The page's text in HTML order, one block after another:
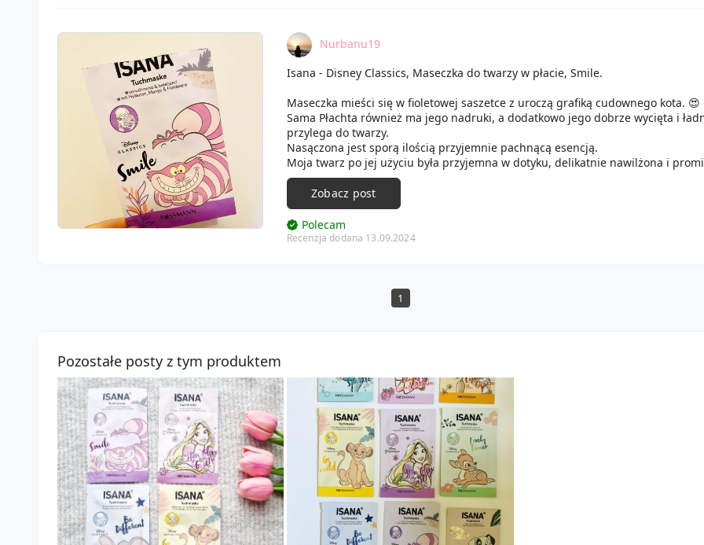
Nurbanu19
Isana - Disney Classics, Maseczka do twarzy w płacie, Smile.
Maseczka mieści się w fioletowej saszetce z uroczą grafiką cudownego kota. 😍
Sama Płachta również ma jego nadruki, a dodatkowo jego dobrze wycięta i
przylega do twarzy.
Nasączona jest sporą ilością przyjemnie pachnącą esencją.
Moja twarz po jej użyciu była przyjemna w dotyku, delikatnie nawilżona i
💜
Zobacz post
Polecam
Recenzja dodana 13.09.2024
1
Pozostałe posty z tym produktem